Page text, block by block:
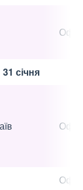
31 січня